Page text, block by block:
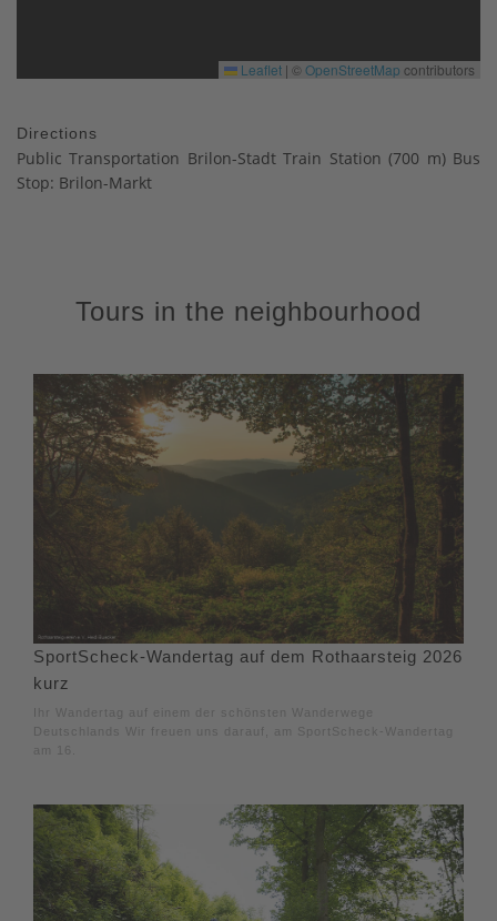
Leaflet | ©OpenStreetMap contributors
Directions
Public Transportation Brilon-Stadt Train Station (700 m) Bus
Stop: Brilon-Markt
Tours in the neighbourhood
SportScheck-Wandertag auf dem Rothaarsteig 2026
kurz
Ihr Wandertag auf einem der schönsten Wanderwege
Deutschlands Wir freuen uns darauf, am SportScheck-Wandertag
am 16.